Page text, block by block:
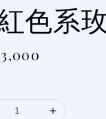
色系